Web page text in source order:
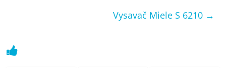
Vysavač Miele S 6210 →